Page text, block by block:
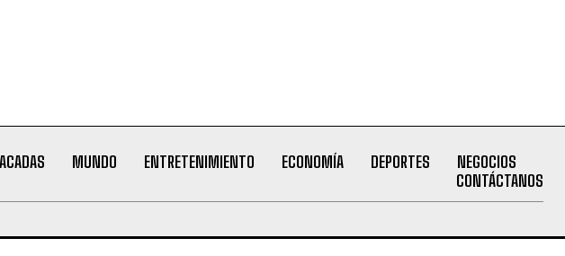
MUNDO ENTRETENIMIENTO ECONOMÍA DEPORTES
NEGOCIOS
CONTÁCTANOS